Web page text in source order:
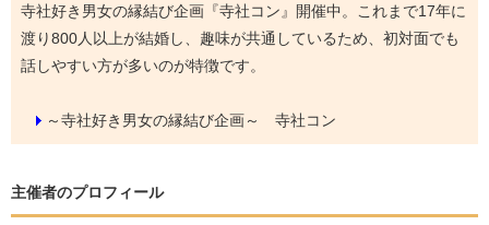
寺社好き男女の縁結び企画『寺社コン』開催中。これまで17年に
渡り800人以上が結婚し、趣味が共通しているため、初対面でも
話しやすい方が多いのが特徴です。
～寺社好き男女の縁結び企画～ 寺社コン
主催者のプロフィール